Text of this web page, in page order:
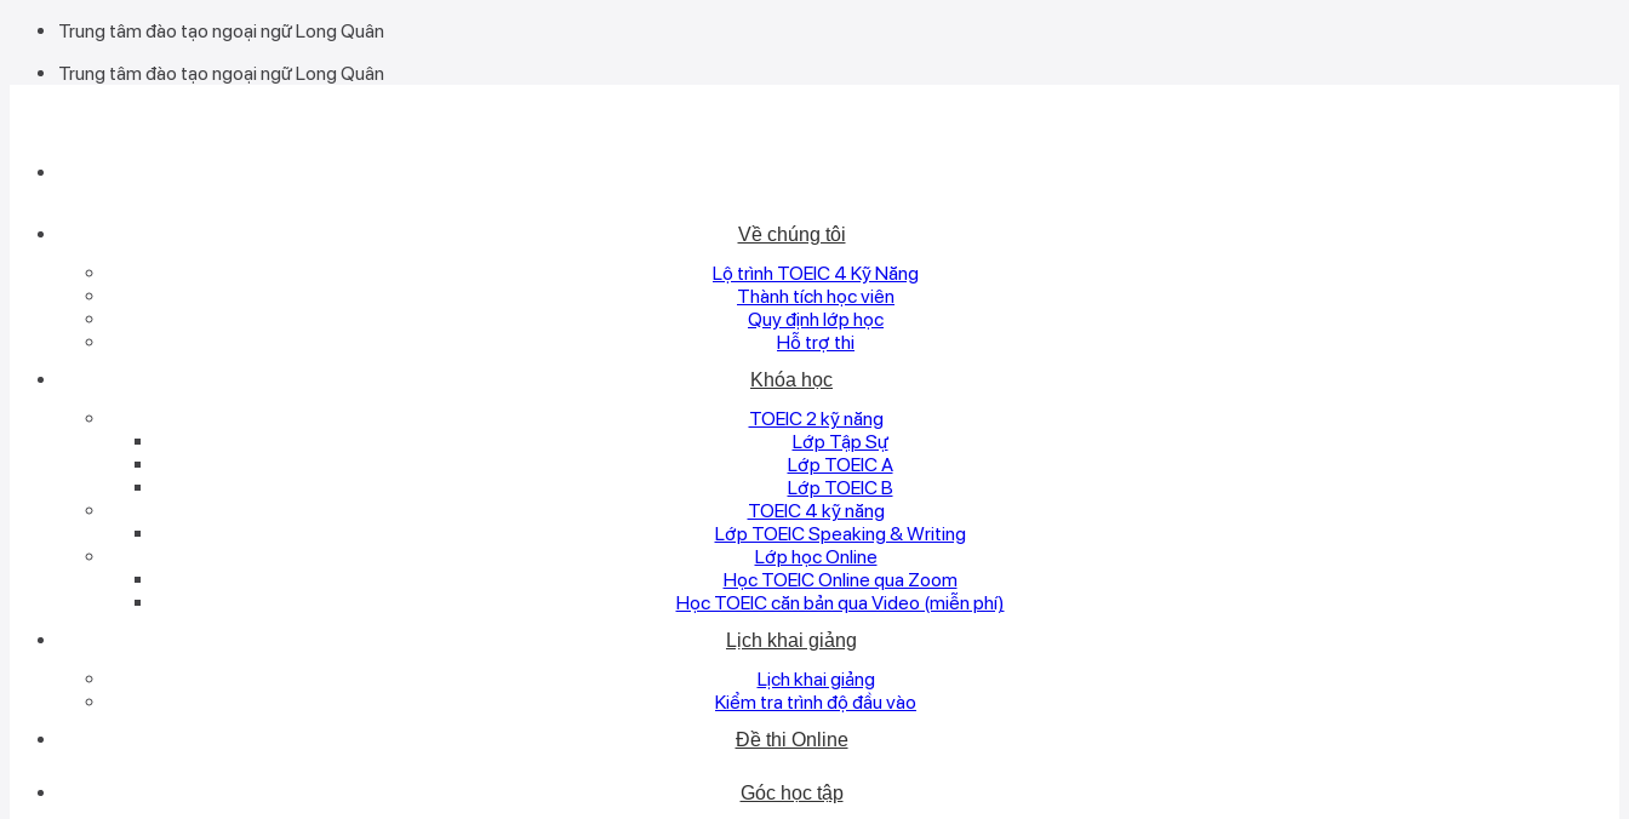
Trung tâm đào tạo ngoại ngữ Long Quân
Trung tâm đào tạo ngoại ngữ Long Quân
Về chúng tôi
Lộ trình TOEIC 4 Kỹ Năng
Thành tích học viên
Quy định lớp học
Hỗ trợ thi
Khóa học
TOEIC 2 kỹ năng
Lớp Tập Sự
Lớp TOEIC A
Lớp TOEIC B
TOEIC 4 kỹ năng
Lớp TOEIC Speaking & Writing
Lớp học Online
Học TOEIC Online qua Zoom
Học TOEIC căn bản qua Video (miễn phí)
Lịch khai giảng
Lịch khai giảng
Kiểm tra trình độ đầu vào
Đề thi Online
Góc học tập